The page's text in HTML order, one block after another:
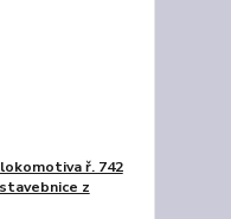
ř. 742
z